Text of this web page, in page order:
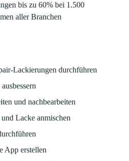
bis zu 60% bei 1.500
aller Branchen
Lackierungen durchführen
und nachbearbeiten
Lacke anmischen
App erstellen